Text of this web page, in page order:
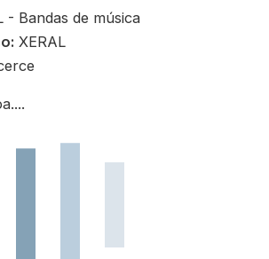
- Bandas de música
XERAL